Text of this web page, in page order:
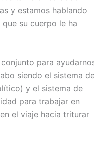
y estamos hablando
su cuerpo le ha
para
siendo el sistema
y el sistema de
para trabajar en
el viaje hacia triturar